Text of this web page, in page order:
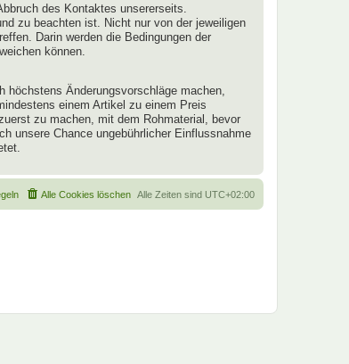
des Kontaktes unsererseits.
zu beachten ist. Nicht nur von der jeweiligen
Darin werden die Bedingungen der
können.
Änderungsvorschläge machen,
einem Artikel zu einem Preis
zu machen, mit dem Rohmaterial, bevor
unsere Chance ungebührlicher Einflussnahme
Alle Zeiten sind UTC+02:00
Alle Cookies löschen